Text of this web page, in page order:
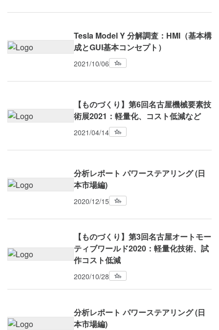
Tesla Model Y 分解調査：HMI（基本構
成とGUI基本コンセプト）
2021/10/06
【ものづくり】第6回名古屋機械要素技
術展2021：軽量化、コスト低減など
2021/04/14
分析レポート パワーステアリング (日
本市場編)
2020/12/15
【ものづくり】第3回名古屋オートモー
ティブワールド2020：軽量化技術、試
作コスト低減
2020/10/28
分析レポート パワーステアリング (日
本市場編)